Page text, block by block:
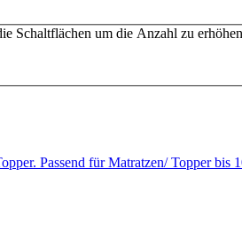
Schaltflächen um die Anzahl zu
Passend für Matratzen/ Topper bis